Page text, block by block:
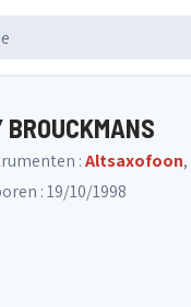
BROUCKMANS
:Altsaxofoon,
: 19/10/1998